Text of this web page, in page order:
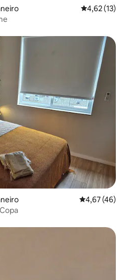
Prosječna
4,62 (13)
Prosječna
4,67 (46)